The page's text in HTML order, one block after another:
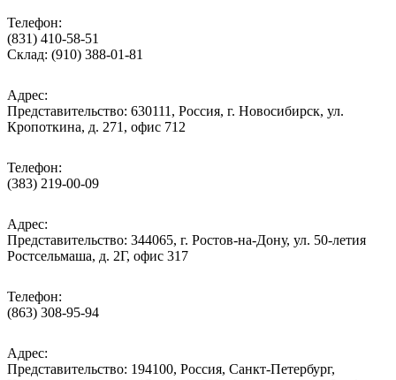
Телефон:
(831) 410-58-51
Склад: (910) 388-01-81
Адрес:
Представительство: 630111, Россия, г. Новосибирск, ул.
Кропоткина, д. 271, офис 712
Телефон:
(383) 219-00-09
Адрес:
Представительство: 344065, г. Ростов-на-Дону, ул. 50-летия
Ростсельмаша, д. 2Г, офис 317
Телефон:
(863) 308-95-94
Адрес:
Представительство: 194100, Россия, Санкт-Петербург,